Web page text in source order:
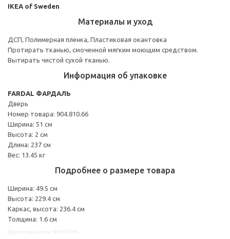
IKEA of Sweden
Материалы и уход
ДСП, Полимерная пленка, Пластиковая окантовка
Протирать тканью, смоченной мягким моющим средством.
Вытирать чистой сухой тканью.
Информация об упаковке
FARDAL ФАРДАЛЬ
Дверь
Номер товара: 904.810.66
Ширина: 51 см
Высота: 2 см
Длина: 237 см
Вес: 13.45 кг
Подробнее о размере товара
Ширина: 49.5 см
Высота: 229.4 см
Каркас, высота: 236.4 см
Толщина: 1.6 см